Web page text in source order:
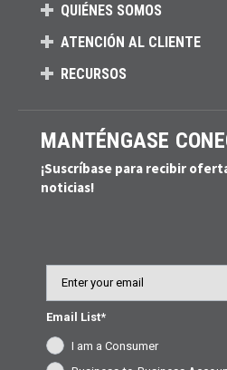
QUIÉNES SOMOS
ATENCIÓN AL CLIENTE
RECURSOS
MANTÉNGASE
¡Suscríbase para recibir
noticias!
Email List*
I am a Consumer